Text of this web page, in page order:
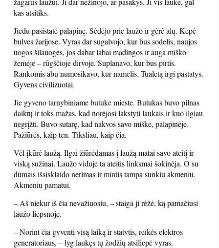
kas atsitiks.
Jiedu pasistatė palapinę. Sėdėjo prie laužo ir gėrė alų. Kepė
bulves žarijose. Vyras dar sugalvojo, kur bus sodelis, naujos
uogos šilauogės, jos dabar labai madingos ir auga miško
žemėje – rūgščioje dirvoje. Suplanavo, kur bus pirtis.
Rankomis abu numosikavo, kur namelis. Tualetą irgi pastatys.
Gyvens civilizuotai.
Jie gyveno tarnybiniame butuke mieste. Butukas buvo pilnas
daiktų ir toks mažas, kad norėjosi lakstyti laukais ir kuo ilgiau
negrįžti. Buvo sutarę, kad nakvos savo miške, palapinėje.
Pažiūrės, kaip ten. Tiksliau, kaip čia.
Vėl įkūrė laužą. Ilgai žiūrėdamas į laužą matai savo ateitį ir
viską sužinai. Laužo viduje ta ateitis linksmai šokinėja. O su
dūmais išsisklaido nerimas ir mintis tampa sunkiu akmeniu.
Akmeniu pamatui.
– Aš niekur iš čia nevažiuosiu, – staiga ji rėžė, ką pamačiusi
laužo liepsnoje.
– Norint čia gyventi visą laiką ir statytis, reikės elektros
generatoriaus, – lyg laukęs tų žodžių atsiliepė vyras.